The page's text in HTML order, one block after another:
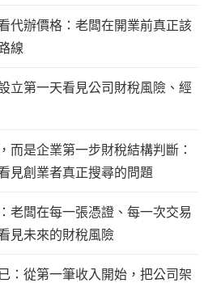
代辦價格：老闆在開業前真正該
線
立第一天看見公司財稅風險、經
而是企業第一步財稅結構判斷：
見創業者真正搜尋的問題
老闆在每一張憑證、每一次交易
見未來的財稅風險
：從第一筆收入開始，把公司架